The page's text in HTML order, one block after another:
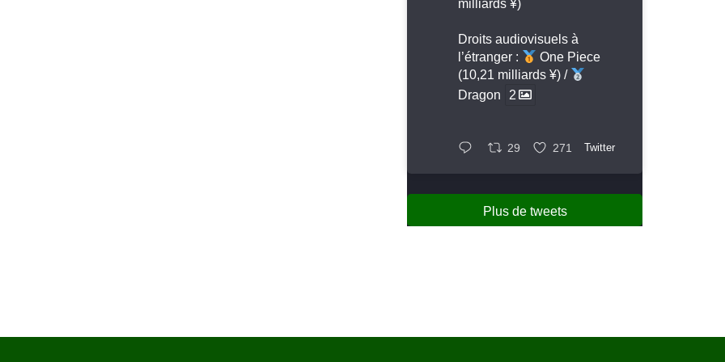
milliards ¥)
Droits audiovisuels à
l’étranger :
One Piece
(10,21 milliards ¥) /
Dragon
2
29 271 Twitter
Plus de tweets